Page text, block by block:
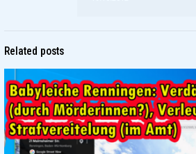
Related posts